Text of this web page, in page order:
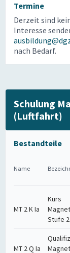
Termine
Derzeit sind
Interesse
nach Bedarf.
Schulung
(Luftfahrt)
Bestandteile
Name
MT 2 K Ia
Kurs
Stufe 2
MT 2 Q Ia